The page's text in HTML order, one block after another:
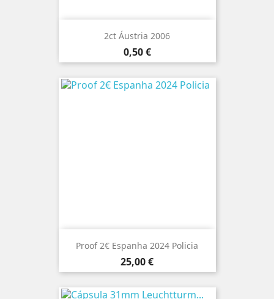
2ct Áustria 2006
Preço
0,50 €
Proof 2€ Espanha 2024 Policia
Preço
25,00 €